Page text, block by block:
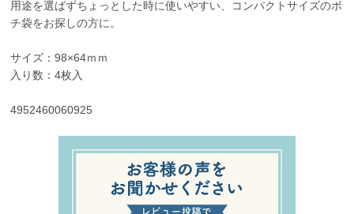
用途を選ばずちょっとした時に使いやすい、コンパクトサイズのポ
チ袋をお探しの方に。
サイズ：98×64ｍｍ
入り数：4枚入
4952460060925